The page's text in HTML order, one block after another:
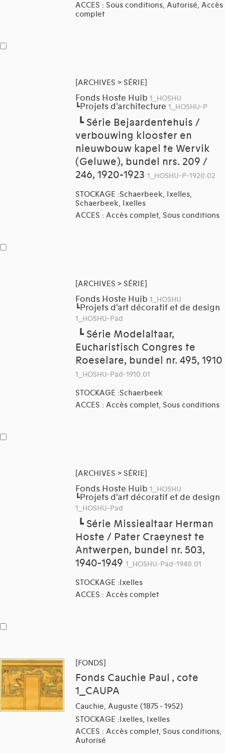
ACCES : Sous conditions, Autorisé, Accès
complet
[ARCHIVES > SÉRIE]
Fonds Hoste Huib 1_HOSHU
┗Projets d'architecture 1_HOSHU-P
┗ Série Bejaardentehuis /
verbouwing klooster en
nieuwbouw kapel te Wervik
(Geluwe), bundel nrs. 209 /
246, 1920-1923 1_HOSHU-P-1920.02
STOCKAGE :Schaerbeek, Ixelles,
Schaerbeek, Ixelles
ACCES : Accès complet, Sous conditions
[ARCHIVES > SÉRIE]
Fonds Hoste Huib 1_HOSHU
┗Projets d'art décoratif et de design
1_HOSHU-Pad
┗ Série Modelaltaar,
Eucharistisch Congres te
Roeselare, bundel nr. 495, 1910
1_HOSHU-Pad-1910.01
STOCKAGE :Schaerbeek
ACCES : Accès complet, Sous conditions
[ARCHIVES > SÉRIE]
Fonds Hoste Huib 1_HOSHU
┗Projets d'art décoratif et de design
1_HOSHU-Pad
┗ Série Missiealtaar Herman
Hoste / Pater Craeynest te
Antwerpen, bundel nr. 503,
1940-1949 1_HOSHU-Pad-1940.01
STOCKAGE :Ixelles
ACCES : Accès complet
[FONDS]
Fonds Cauchie Paul , cote
1_CAUPA
Cauchie, Auguste (1875 - 1952)
STOCKAGE :Ixelles, Ixelles
ACCES : Accès complet, Sous conditions,
Autorisé